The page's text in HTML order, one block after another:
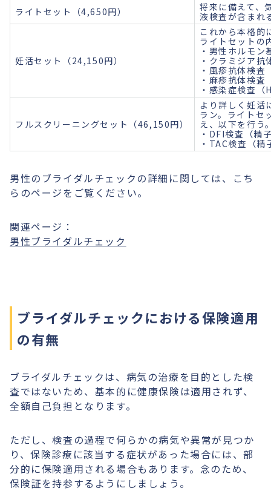
ライトセット（4,650円）
将来に備えて、
液検査が含まれ
妊活セット（24,150円）
これから本格的
ライトセットの
・男性ホルモン
・クラミジア抗
・風疹抗体検査
・麻疹抗体検査
・感染症検査（
フルスクリーニングセット（46,150円）
より詳しく妊活
ラン。ライトセ
え、以下を行う
・DFI検査（精
・TAC検査（
男性のブライダルチェックの詳細に関しては、こち
らのページをご覧ください。
関連ページ：
男性ブライダルチェック
ブライダルチェックにおける保険適用
の有無
ブライダルチェックは、病気の治療を目的とした検
査ではないため、基本的に健康保険は適用されず、
全額自己負担となります。
ただし、検査の過程で何らかの病気や異常が見つか
り、保険診療に該当する症状があった場合には、部
分的に保険適用される場合もあります。念のため、
保険証を持参するようにしましょう。